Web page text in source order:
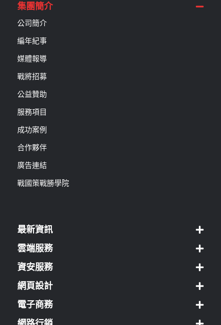
集團簡介
公司簡介
編年紀事
媒體報導
戰將招募
公益贊助
服務項目
成功案例
合作夥伴
廣告連結
戰國策戰勝學院
最新資訊
雲端服務
資安服務
網頁設計
電子商務